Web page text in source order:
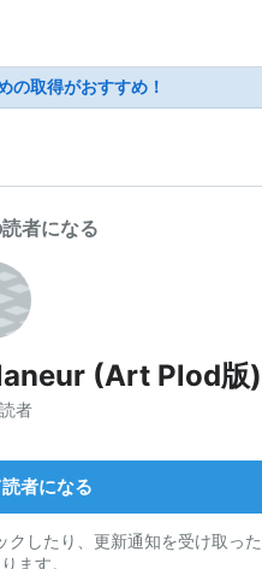
の取得がおすすめ！
者になる
(Art Plod版)
者
者になる
したり、更新通知を受け取っ
ます。